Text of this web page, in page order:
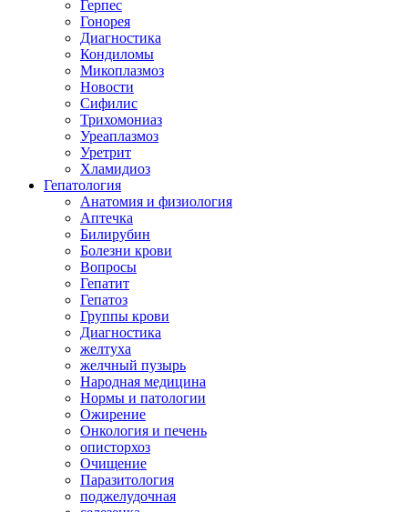
Герпес
Гонорея
Диагностика
Кондиломы
Микоплазмоз
Новости
Сифилис
Трихомониаз
Уреаплазмоз
Уретрит
Хламидиоз
Гепатология
Анатомия и физиология
Аптечка
Билирубин
Болезни крови
Вопросы
Гепатит
Гепатоз
Группы крови
Диагностика
желтуха
желчный пузырь
Народная медицина
Нормы и патологии
Ожирение
Онкология и печень
описторхоз
Очищение
Паразитология
поджелудочная